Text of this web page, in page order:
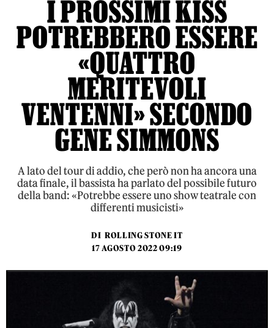
I PROSSIMI KISS
POTREBBERO ESSERE
«QUATTRO
MERITEVOLI
VENTENNI» SECONDO
GENE SIMMONS
A lato del tour di addio, che però non ha ancora una
data finale, il bassista ha parlato del possibile futuro
della band: «Potrebbe essere uno show teatrale con
differenti musicisti»
DI ROLLING STONE IT
17 AGOSTO 2022 09:19